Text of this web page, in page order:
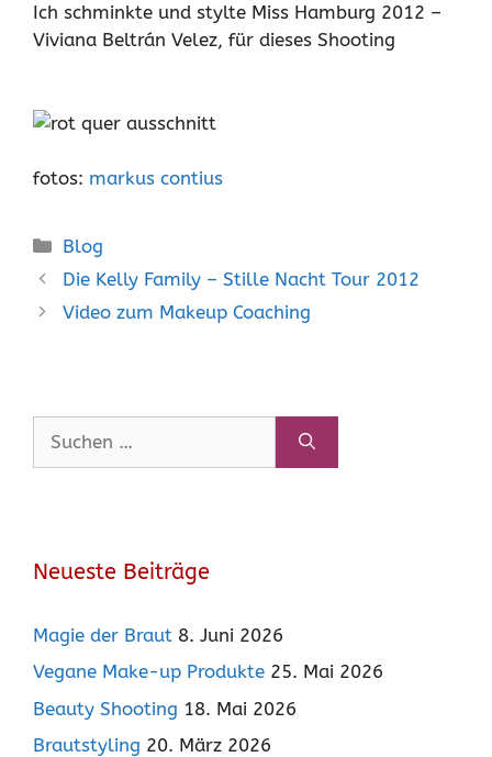
Ich schminkte und stylte Miss Hamburg 2012 –
Viviana Beltrán Velez, für dieses Shooting
fotos: markus contius
Kategorien
Blog
Die Kelly Family – Stille Nacht Tour 2012
Video zum Makeup Coaching
nach:
Neueste Beiträge
Magie der Braut 8. Juni 2026
Vegane Make-up Produkte 25. Mai 2026
Beauty Shooting 18. Mai 2026
Brautstyling 20. März 2026